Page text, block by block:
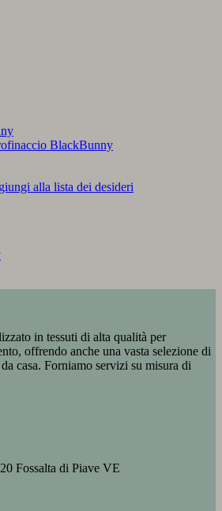
alla lista dei desideri
in tessuti di alta qualità per
offrendo anche una vasta selezione di
casa. Forniamo servizi su misura di
Fossalta di Piave VE